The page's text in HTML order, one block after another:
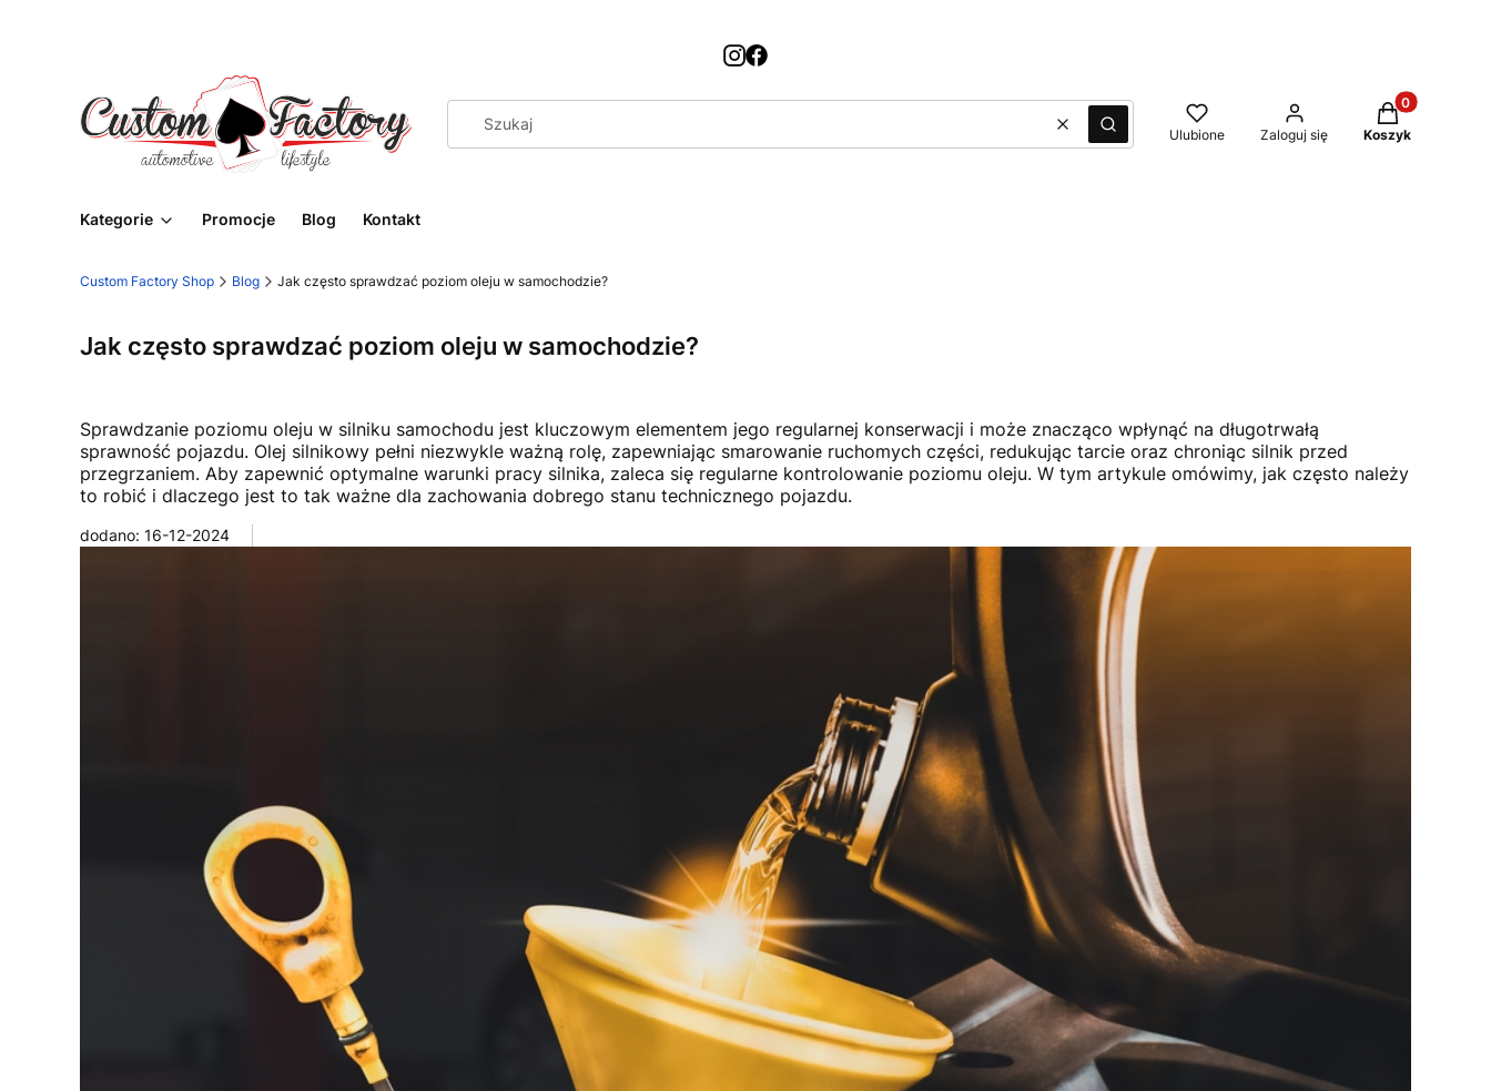
WyczyśćSzukaj Ulubione Zaloguj się
Produkty w
Koszyk
Kategorie Promocje Blog Kontakt
Custom Factory Shop Blog Jak często sprawdzać poziom oleju w samochodzie?
Jak często sprawdzać poziom oleju w samochodzie?
Sprawdzanie poziomu oleju w silniku samochodu jest kluczowym elementem jego regularnej konserwacji i może znacząco wpłynąć na długotrwałą
sprawność pojazdu. Olej silnikowy pełni niezwykle ważną rolę, zapewniając smarowanie ruchomych części, redukując tarcie oraz chroniąc silnik przed
przegrzaniem. Aby zapewnić optymalne warunki pracy silnika, zaleca się regularne kontrolowanie poziomu oleju. W tym artykule omówimy, jak często należy
to robić i dlaczego jest to tak ważne dla zachowania dobrego stanu technicznego pojazdu.
dodano: 16-12-2024